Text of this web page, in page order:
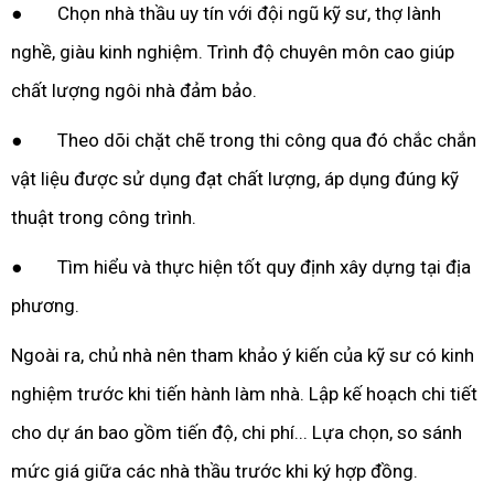
● Chọn nhà thầu uy tín với đội ngũ kỹ sư, thợ lành
nghề, giàu kinh nghiệm. Trình độ chuyên môn cao giúp
chất lượng ngôi nhà đảm bảo.
● Theo dõi chặt chẽ trong thi công qua đó chắc chắn
vật liệu được sử dụng đạt chất lượng, áp dụng đúng kỹ
thuật trong công trình.
● Tìm hiểu và thực hiện tốt quy định xây dựng tại địa
phương.
Ngoài ra, chủ nhà nên tham khảo ý kiến của kỹ sư có kinh
nghiệm trước khi tiến hành làm nhà. Lập kế hoạch chi tiết
cho dự án bao gồm tiến độ, chi phí... Lựa chọn, so sánh
mức giá giữa các nhà thầu trước khi ký hợp đồng.